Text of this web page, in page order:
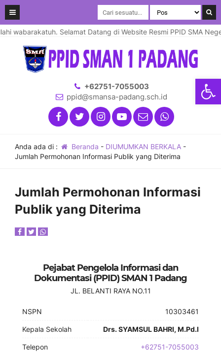
wabarakatuh. Selamat Datang di Website Resmi PPID SMA
+62751-7055003
ppid@smansa-padang.sch.id
Anda ada di : Beranda - DIUMUMKAN BERKALA-
Jumlah Permohonan Informasi Publik yang Diterima
Jumlah Permohonan Informasi
Publik yang Diterima
Pejabat Pengelola Informasi dan
Dokumentasi (PPID) SMAN 1 Padang
JL. BELANTI RAYA NO.11
NSPN 10303461
Kepala Sekolah Drs. SYAMSUL BAHRI, M.Pd.I
Telepon +62751-7055003